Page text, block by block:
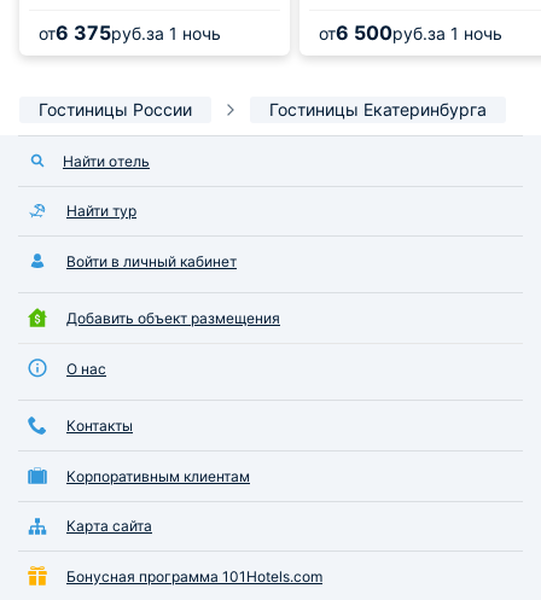
от6 375руб.за 1 ночь от6 500руб.за 1 ночь
Гостиницы России Гостиницы Екатеринбурга
Найти отель
Найти тур
Войти в личный кабинет
Добавить объект размещения
О нас
Контакты
Корпоративным клиентам
Карта сайта
Бонусная программа 101Hotels.com